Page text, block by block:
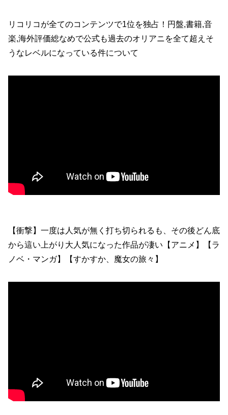
リコリコが全てのコンテンツで1位を独占！円盤,書籍,音
楽,海外評価総なめで公式も過去のオリアニを全て超えそ
うなレベルになっている件について
【衝撃】一度は人気が無く打ち切られるも、その後どん底
から這い上がり大人気になった作品が凄い【アニメ】【ラ
ノベ・マンガ】【すかすか、魔女の旅々】